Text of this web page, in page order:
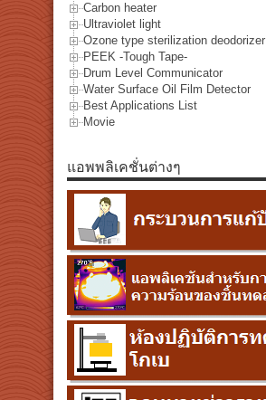
Carbon heater
Ultraviolet light
Ozone type sterilization deodorizer
PEEK -Tough Tape-
Drum Level Communicator
Water Surface Oil Film Detector
Best Applications List
Movie
แอพพลิเคชั่นต่างๆ